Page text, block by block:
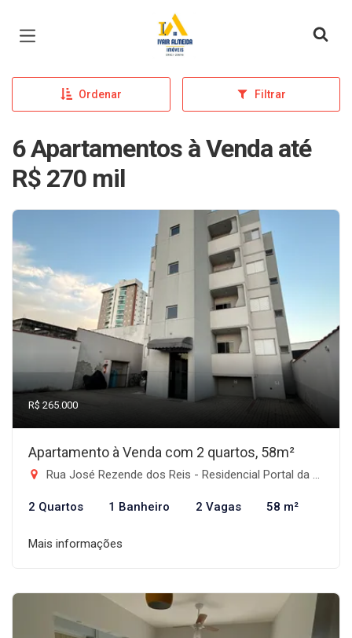
Página inicial
Ordenar Filtrar
6 Apartamentos à Venda até
R$ 270 mil
R$ 265.000
Apartamento à Venda com 2 quartos, 58m²
Rua José Rezende dos Reis - Residencial Portal da Mantiqueira, Taubaté-SP
2 Quartos 1 Banheiro 2 Vagas 58 m²
Mais informações